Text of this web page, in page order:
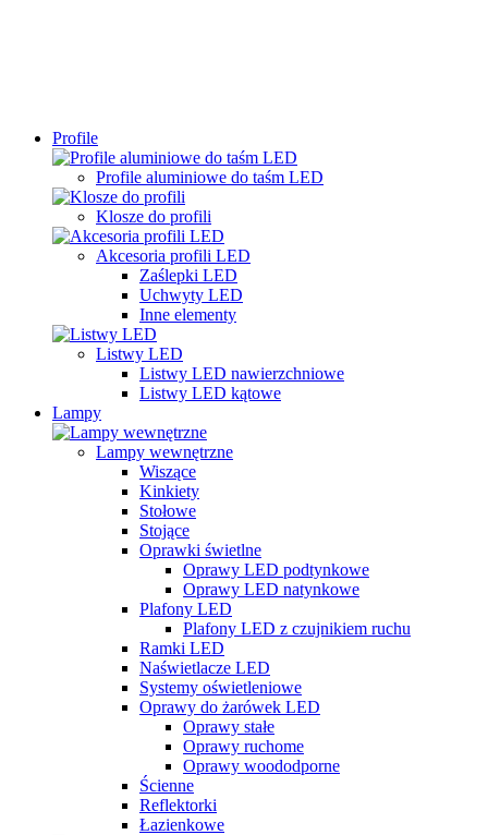
Profile
Profile aluminiowe do taśm LED
Klosze do profili
Akcesoria profili LED
Zaślepki LED
Uchwyty LED
Inne elementy
Listwy LED
Listwy LED nawierzchniowe
Listwy LED kątowe
Lampy
Lampy wewnętrzne
Wiszące
Kinkiety
Stołowe
Stojące
Oprawki świetlne
Oprawy LED podtynkowe
Oprawy LED natynkowe
Plafony LED
Plafony LED z czujnikiem ruchu
Ramki LED
Naświetlacze LED
Systemy oświetleniowe
Oprawy do żarówek LED
Oprawy stałe
Oprawy ruchome
Oprawy woododporne
Ścienne
Reflektorki
Łazienkowe